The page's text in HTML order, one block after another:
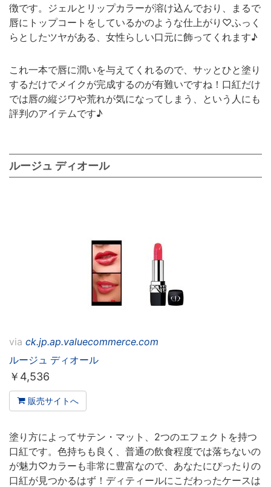
徴です。ジェルとリップカラーが溶け込んでおり、まるで
唇にトップコートをしているかのような仕上がり♡ふっく
らとしたツヤがある、女性らしい口元に飾ってくれます♪
これ一本で唇に潤いを与えてくれるので、サッとひと塗り
するだけでメイクが完成するのが有難いですね！口紅だけ
では唇の縦ジワや荒れが気になってしまう、という人にも
評判のアイテムです♪
ルージュ ディオール
via ck.jp.ap.valuecommerce.com
ルージュ ディオール
￥ 4,536
販売サイトへ
塗り方によってサテン・マット、2つのエフェクトを持つ
口紅です。色持ちも良く、普通の飲食程度では落ちないの
が魅力♡カラーも非常に豊富なので、あなたにぴったりの
口紅が見つかるはず！ディティールにこだわったケースは